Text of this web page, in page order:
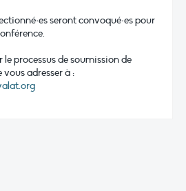
seront convoqué·es pour
le processus de soumission de
adresser à :